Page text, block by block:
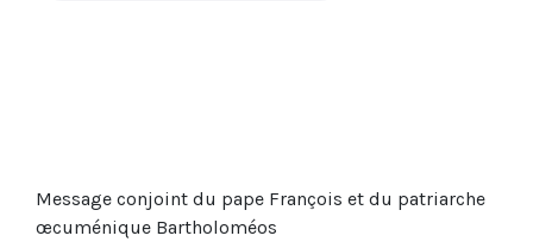
Message conjoint du pape François et du patriarche
œcuménique Bartholoméos